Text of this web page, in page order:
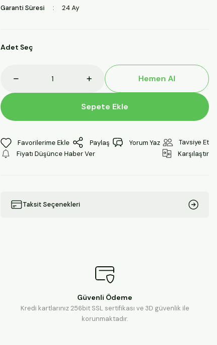
Garanti Süresi 24 Ay
Adet Seç
Hemen Al
Sepete Ekle
Paylaş Yorum Yaz
Tavsiye Et
Fiyatı Düşünce Haber Ver
Karşılaştır
Taksit Seçenekleri
Güvenli Ödeme
Kredi kartlarınız 256bit SSL sertifikası ve 3D güvenlik ile
korunmaktadır.